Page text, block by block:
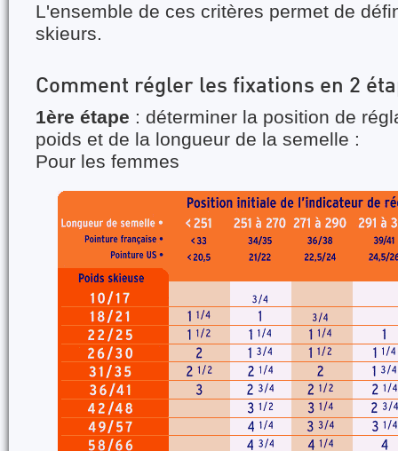
L'ensemble de ces critères permet de
skieurs.
Comment régler les fixations en 2
1ère étape : déterminer la position de
poids et de la longueur de la semelle :
Pour les femmes